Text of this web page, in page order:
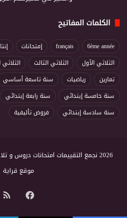
الكلمات المفاتيح
6ème année
français إمتحانات
الثلاثي الأول
الثلاثي الثالث
تمارين
رياضيات سنة تاسعة أساسي
سنة خامسة إبتدائي
سنة رابعة إبتدائي
سنة سادسة إبتدائي
فروض تأليفية
2026 نجمع التقييمات امتحانات دروس و تلاخيص لكل المستويات |
موقع قراية
فيسبوك